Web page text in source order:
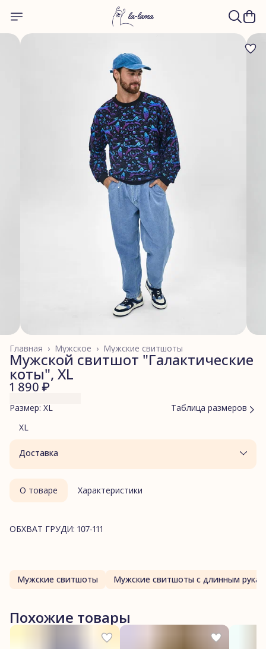
Мужские свитшоты
Мужское ›
Главная ›
Мужской свитшот "Галактические
коты", XL
1 890 ₽
Размер: XL
Таблица размеров
XL
Доставка
О товаре Характеристики
ОБХВАТ ГРУДИ: 107-111
Мужские свитшоты Мужские свитшоты с длинным
Похожие товары